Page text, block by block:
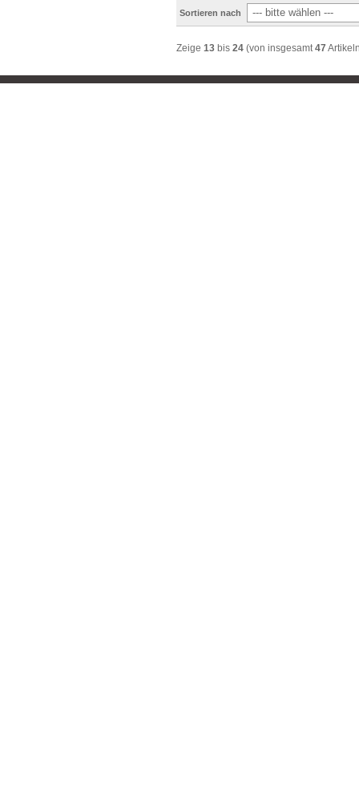
Sortieren nach
Zeige 13 bis 24 (von insgesamt 47